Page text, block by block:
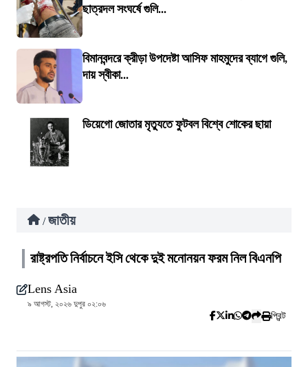
ছাত্রদল সংঘর্ষে গুলি...
বিমানবন্দরে ক্রীড়া উপদেষ্টা আসিফ মাহমুদের ব্যাগে গুলি,
দায় স্বীকা...
ডিয়েগো জোতার মৃত্যুতে ফুটবল বিশ্বে শোকের ছায়া
/ জাতীয়
রাষ্ট্রপতি নির্বাচনে ইসি থেকে দুই মনোনয়ন ফরম নিল বিএনপি
Lens Asia
৯ আগস্ট, ২০২৬ দুপুর ০২:০৬
প্রিন্ট